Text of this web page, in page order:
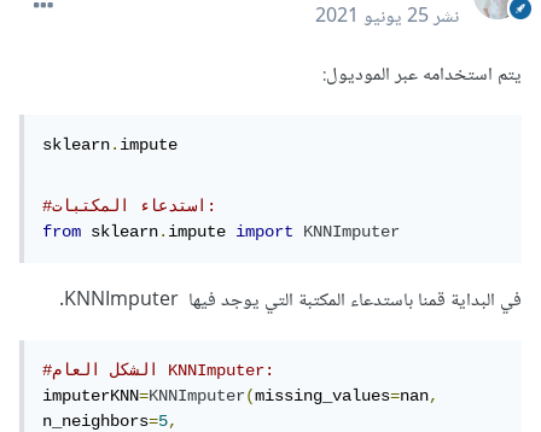
نشر25 يونيو 2021
يتم استخدامه عبر الموديول:
sklearn.impute
#استدعاء المكتبات:
from sklearn.impute import KNNImputer
في البداية قمنا باستدعاء المكتبة التي يوجد فيها KNNImputer.
#الشكل العام KNNImputer:
imputerKNN=KNNImputer(missing_values=nan,
n_neighbors=5,